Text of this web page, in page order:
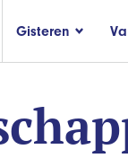
Gisteren